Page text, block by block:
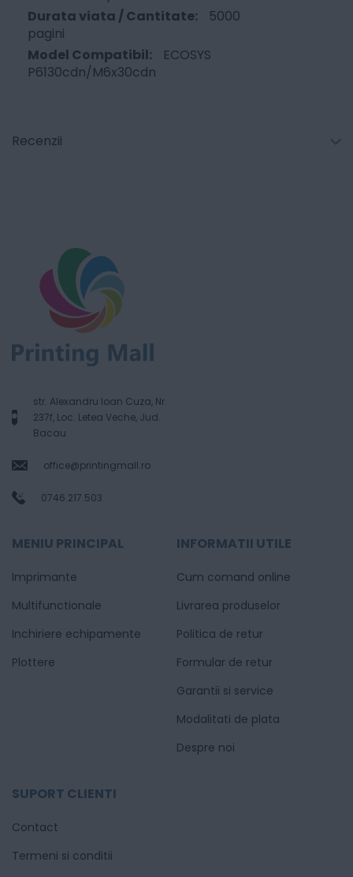
5000
pagini
ECOSYS
P6130cdn/M6x30cdn
Recenzii
str. Alexandru Ioan Cuza, Nr.
237f, Loc. Letea Veche, Jud.
Bacau
office@printingmall.ro
0746.217.503
MENIU PRINCIPAL
Imprimante
Multifunctionale
Inchiriere echipamente
Plottere
INFORMATII UTILE
Cum comand online
Livrarea produselor
Politica de retur
Formular de retur
Garantii si service
Modalitati de plata
Despre noi
SUPORT CLIENTI
Contact
Termeni si conditii